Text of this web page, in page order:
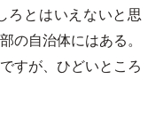
ろとはいえないと思
の自治体にはある。
すが、ひどいところ